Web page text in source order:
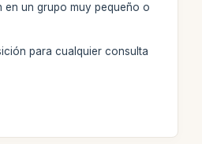
en un grupo muy pequeño o
para cualquier consulta